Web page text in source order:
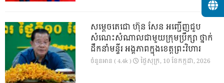
សម្តេចតេជោ ហ៊ុន សែន អញ្ជើញជួប
សំណេះសំណាលជាមួយក្រុមប្រឹក្សា ថ្នាក់
ដឹកនាំមន្ទីរ អង្គភាពក្នុងខេត្តព្រះវិហារ
ចំនួនអាន ( 4.4k ) ថ្ងៃ​សុក្រ, 10 ខែ​កក្កដា, 2026